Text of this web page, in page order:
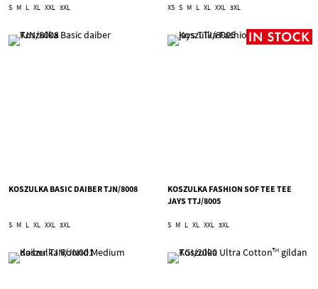
S M L XL XXL 3XL XS S M L XL XXL 3XL
KOSZULKA BASIC DAIBER TJN/8008
S M L XL XXL 3XL
KOSZULKA FASHION SOF TEE TEE
JAYS TTJ/8005
S M L XL XXL 3XL